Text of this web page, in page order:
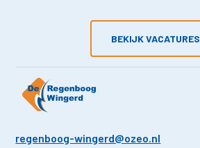
BEKIJK VACATURES
regenboog-wingerd@ozeo.nl